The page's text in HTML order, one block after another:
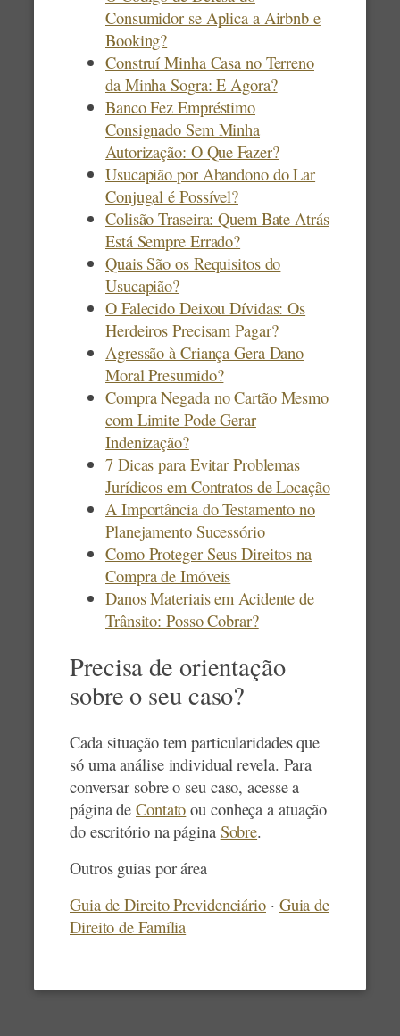
Consumidor se Aplica a Airbnb e
Booking?
Construí Minha Casa no Terreno
da Minha Sogra: E Agora?
Banco Fez Empréstimo
Consignado Sem Minha
Autorização: O Que Fazer?
Usucapião por Abandono do Lar
Conjugal é Possível?
Colisão Traseira: Quem Bate Atrás
Está Sempre Errado?
Quais São os Requisitos do
Usucapião?
O Falecido Deixou Dívidas: Os
Herdeiros Precisam Pagar?
Agressão à Criança Gera Dano
Moral Presumido?
Compra Negada no Cartão Mesmo
com Limite Pode Gerar
Indenização?
7 Dicas para Evitar Problemas
Jurídicos em Contratos de Locação
A Importância do Testamento no
Planejamento Sucessório
Como Proteger Seus Direitos na
Compra de Imóveis
Danos Materiais em Acidente de
Trânsito: Posso Cobrar?
Precisa de orientação
sobre o seu caso?
Cada situação tem particularidades que
só uma análise individual revela. Para
conversar sobre o seu caso, acesse a
página deContato ou conheça a atuação
do escritório na página Sobre.
Outros guias por área
Guia de Direito Previdenciário · Guia de
Direito de Família